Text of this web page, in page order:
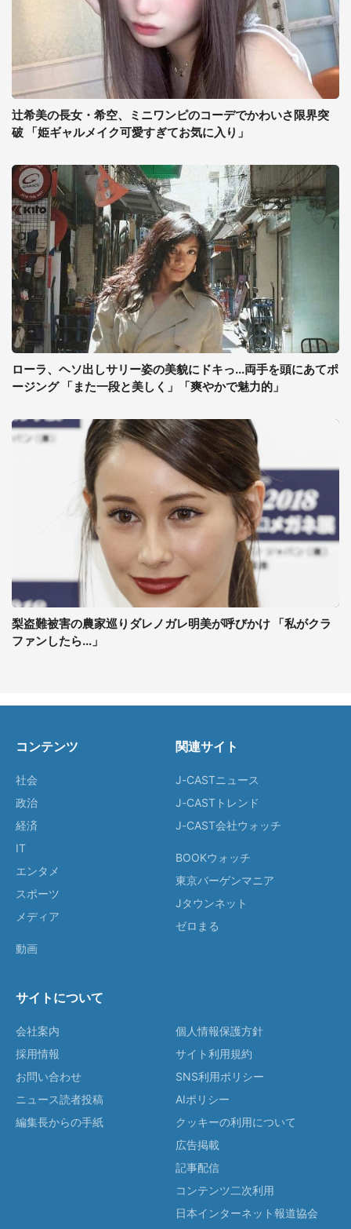
辻希美の長女・希空、ミニワンピのコーデでかわいさ限界突
破 「姫ギャルメイク可愛すぎてお気に入り」
ローラ、ヘソ出しサリー姿の美貌にドキっ...両手を頭にあてポ
ージング 「また一段と美しく」「爽やかで魅力的」
梨盗難被害の農家巡りダレノガレ明美が呼びかけ 「私がクラ
ファンしたら...」
コンテンツ
社会
政治
経済
IT
エンタメ
スポーツ
メディア
動画
関連サイト
J-CASTニュース
J-CASTトレンド
J-CAST会社ウォッチ
BOOKウォッチ
東京バーゲンマニア
Jタウンネット
ゼロまる
サイトについて
会社案内
採用情報
お問い合わせ
ニュース読者投稿
編集長からの手紙
個人情報保護方針
サイト利用規約
SNS利用ポリシー
AIポリシー
クッキーの利用について
広告掲載
記事配信
コンテンツ二次利用
日本インターネット報道協会